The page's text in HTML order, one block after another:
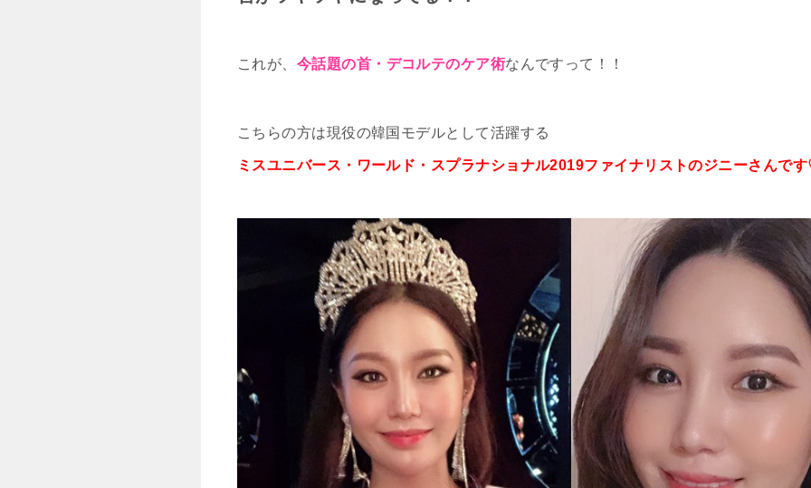
これが、 今話題の首・デコルテのケア術なんですって！！
こちらの方は現役の韓国モデルとして活躍する
ミスユニバース・ワールド・スプラナショナル2019ファイナリストのジニーさんで